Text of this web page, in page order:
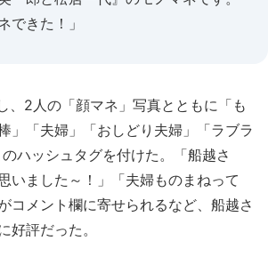
できた！」
、2人の「顔マネ」写真とともに「も
」「夫婦」「おしどり夫婦」「ラブラ
ハッシュタグを付けた。「船越さ
いました～！」「夫婦ものまねって
コメント欄に寄せられるなど、船越さ
好評だった。